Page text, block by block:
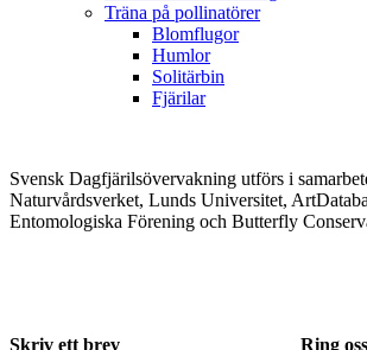
Träna på pollinatörer
Blomflugor
Humlor
Solitärbin
Fjärilar
Svensk Dagfjärilsövervakning utförs i
Naturvårdsverket, Lunds Universitet,
Entomologiska Förening och Butterfly
Skriv ett brev Ring oss